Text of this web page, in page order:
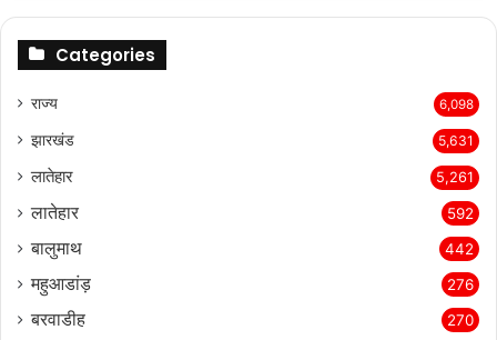
Categories
राज्‍य 6,098
झारखंड 5,631
लातेहार 5,261
लातेहार 592
बालुमाथ 442
महुआडांड़ 276
बरवाडीह 270